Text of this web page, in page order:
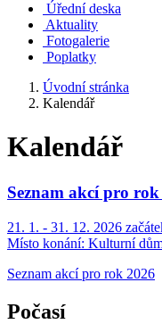
Úřední deska
Aktuality
Fotogalerie
Poplatky
Úvodní stránka
Kalendář
Kalendář
Seznam akcí pro rok
21. 1. - 31. 12. 2026
Místo konání: Kulturní
Seznam akcí pro rok 2026
Počasí